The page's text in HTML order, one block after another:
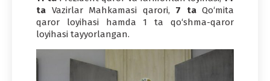
ta Vazirlar Mahkamasi qarori, 7 taQo‘mita
qaror loyihasi hamda 1 ta qo‘shma-qaror
loyihasi tayyorlangan.